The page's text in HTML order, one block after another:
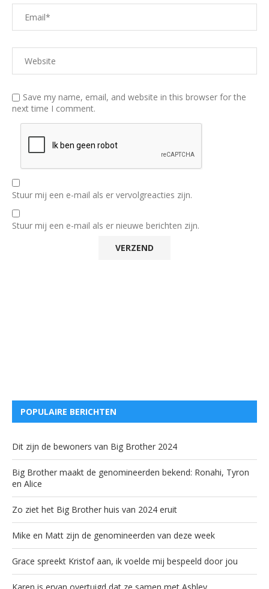
Save my name, email, and website in this browser for the
next time I comment.
Stuur mij een e-mail als er vervolgreacties zijn.
Stuur mij een e-mail als er nieuwe berichten zijn.
POPULAIRE BERICHTEN
Dit zijn de bewoners van Big Brother 2024
Big Brother maakt de genomineerden bekend: Ronahi, Tyron
en Alice
Zo ziet het Big Brother huis van 2024 eruit
Mike en Matt zijn de genomineerden van deze week
Grace spreekt Kristof aan, ik voelde mij bespeeld door jou